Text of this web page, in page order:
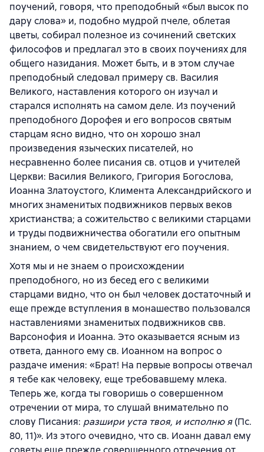
поучений, говоря, что преподобный «был высок по
дару слова» и, подобно мудрой пчеле, облетая
цветы, собирал полезное из сочинений светских
философов и предлагал это в своих поучениях для
общего назидания. Может быть, и в этом случае
преподобный следовал примеру св. Василия
Великого, наставления которого он изучал и
старался исполнять на самом деле. Из поучений
преподобного Дорофея и его вопросов святым
старцам ясно видно, что он хорошо знал
произведения языческих писателей, но
несравненно более писания св. отцов и учителей
Церкви: Василия Великого, Григория Богослова,
Иоанна Златоустого, Климента Александрийского и
многих знаменитых подвижников первых веков
христианства; а сожительство с великими старцами
и труды подвижничества обогатили его опытным
знанием, о чем свидетельствуют его поучения.
Хотя мы и не знаем о происхождении
преподобного, но из бесед его с великими
старцами видно, что он был человек достаточный и
еще прежде вступления в монашество пользовался
наставлениями знаменитых подвижников свв.
Варсонофия и Иоанна. Это оказывается ясным из
ответа, данного ему св. Иоанном на вопрос о
раздаче имения: «Брат! На первые вопросы отвечал
я тебе как человеку, еще требовавшему млека.
Теперь же, когда ты говоришь о совершенном
отречении от мира, то слушай внимательно по
слову Писания: разшири уста твоя, и исполню я(Пс.
80, 11)». Из этого очевидно, что св. Иоанн давал ему